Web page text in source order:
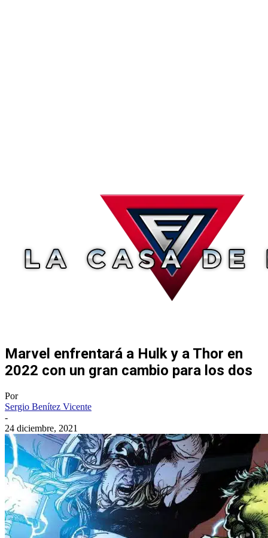
Marvel enfrentará a Hulk y a Thor en
2022 con un gran cambio para los dos
Por
Sergio Benítez Vicente
-
24 diciembre, 2021